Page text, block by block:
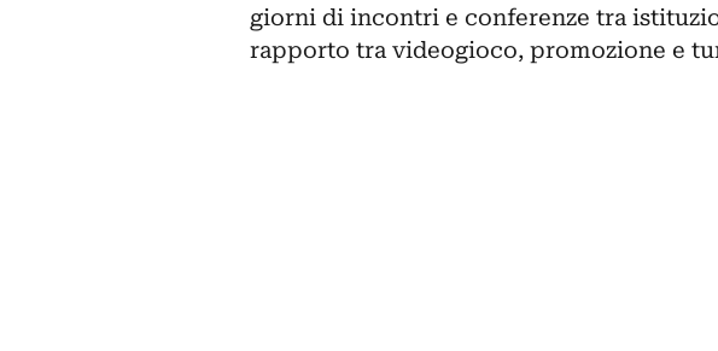
giorni di incontri e conferenze tra
rapporto tra videogioco, promozione e